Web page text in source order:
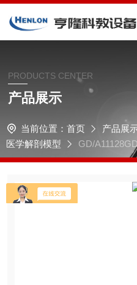
PRODUCTS CENTER
产品展示
当前位置： 首页 产品展
医学解剖模型
GD/